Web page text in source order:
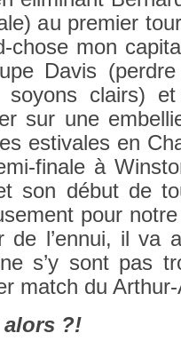
au pre­mi­er
chose mon
Davis
soyons clairs)
sur une
es­tivales en
finale à
son début de
pour
de l’ennui, il va
s’y sont pas
match du
alors ?!